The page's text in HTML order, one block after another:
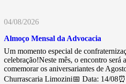
04/08/2026
Almoço Mensal da Advocacia
Um momento especial de
celebração!Neste mês, o encontro será
comemorar os aniversariantes de
Churrascaria Limozini📅 Data: 14/